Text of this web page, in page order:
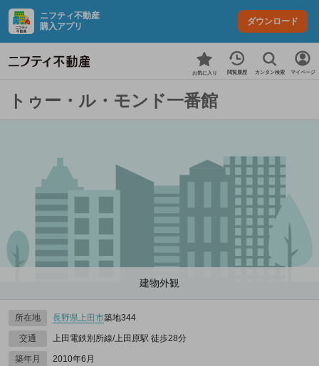
ニフティ不動産
購入アプリ
ダウンロード
お気に入り 閲覧履歴 カンタン検索 マイページ
トゥー・ル・モンド一番館
建物外観
所在地 長野県上田市築地344
交通 上田電鉄別所線/上田原駅 徒歩28分
築年月 2010年6月